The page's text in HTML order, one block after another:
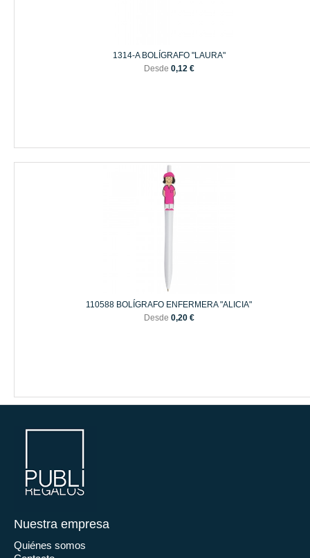
1314-A BOLÍGRAFO "LAURA"
Desde 0,12 €
110588 BOLÍGRAFO ENFERMERA "ALICIA"
Desde 0,20 €
Nuestra empresa
Quiénes somos